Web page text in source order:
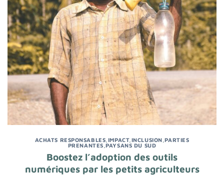
ACHATS RESPONSABLES IMPACT, INCLUSION ,PARTIES
PRENANTES ,PAYSANS DU SUD
Boostez l’adoption des outils
numériques par les petits agriculteurs